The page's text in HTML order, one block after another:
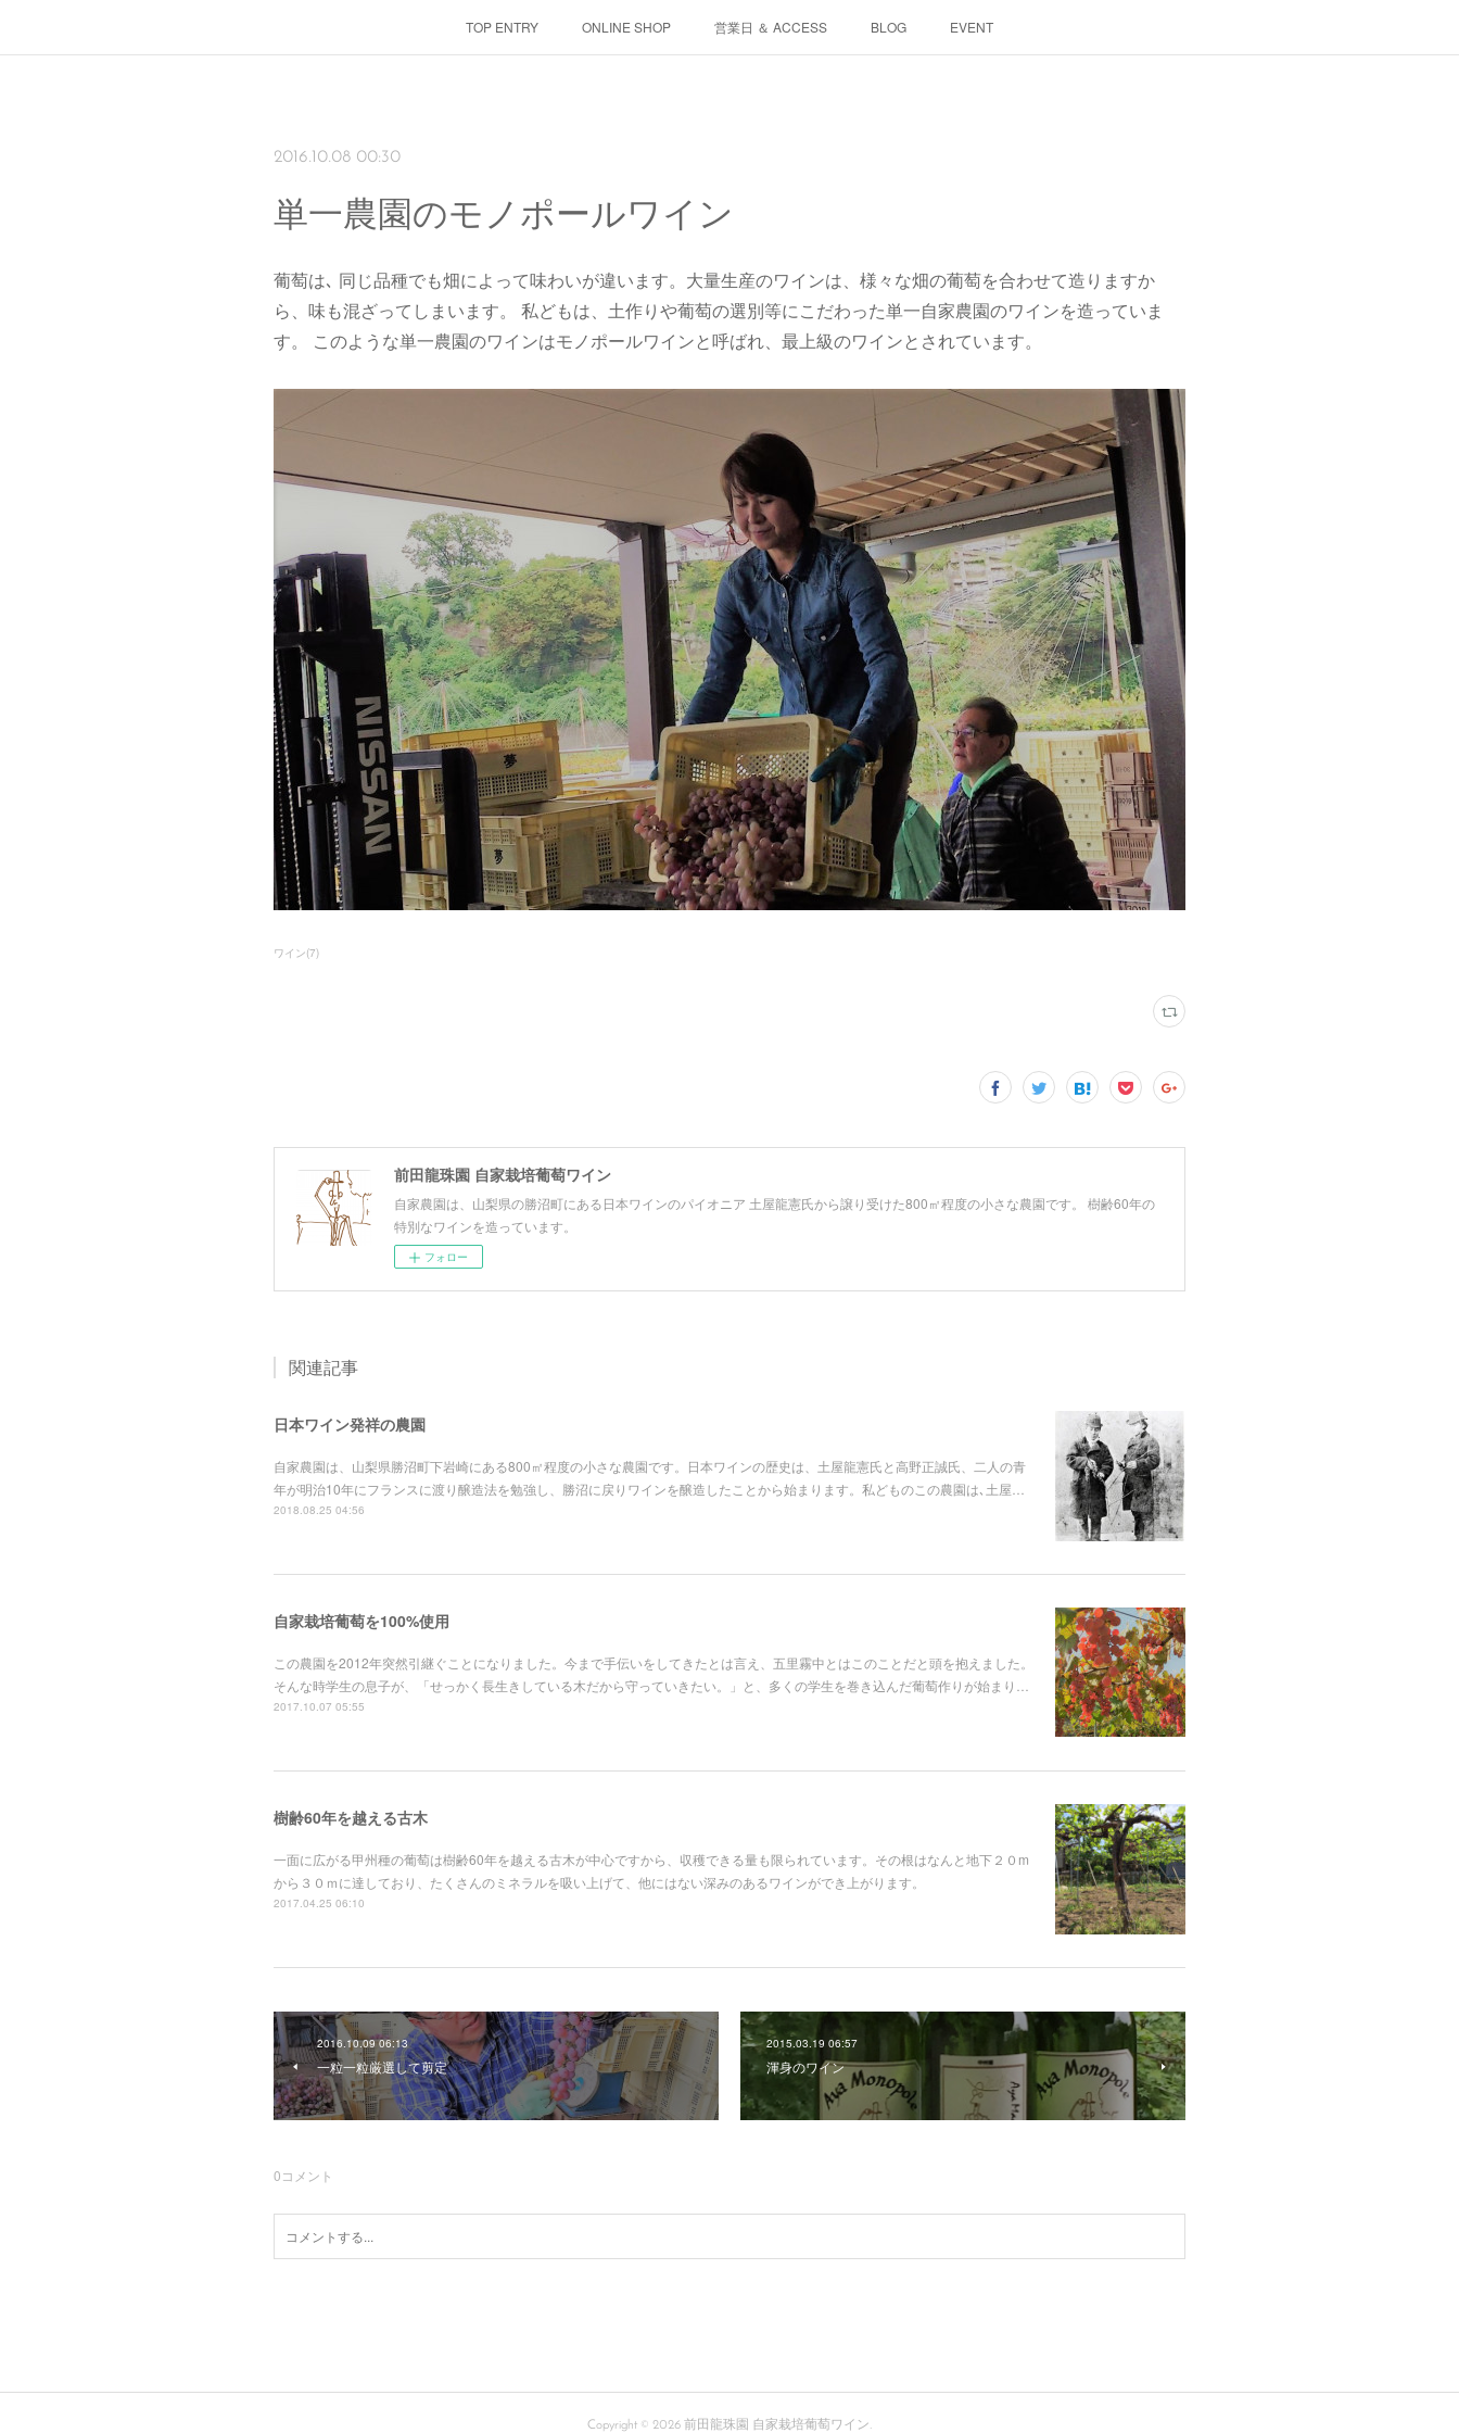
TOP ENTRY ONLINE SHOP 営業日 ＆ ACCESS BLOG EVENT
2016.10.08 00:30
単一農園のモノポールワイン
葡萄は､ 同じ品種でも畑によって味わいが違います。大量生産のワインは、様々な畑の葡萄を合わせて造りますか
ら、味も混ざってしまいます。 私どもは、土作りや葡萄の選別等にこだわった単一自家農園のワインを造っていま
す。 このような単一農園のワインはモノポールワインと呼ばれ、最上級のワインとされています。
ワイン(7)
前田龍珠園 自家栽培葡萄ワイン
自家農園は、山梨県の勝沼町にある日本ワインのパイオニア 土屋龍憲氏から譲り受けた800㎡程度の小さな農園です。 樹齢60年の
特別なワインを造っています。
フォロー
関連記事
日本ワイン発祥の農園
自家農園は、山梨県勝沼町下岩崎にある800㎡程度の小さな農園です。日本ワインの歴史は、土屋龍憲氏と高野正誠氏、二人の青
年が明治10年にフランスに渡り醸造法を勉強し、勝沼に戻りワインを醸造したことから始まります。私どものこの農園は､土屋…
2018.08.25 04:56
自家栽培葡萄を100%使用
この農園を2012年突然引継ぐことになりました。今まで手伝いをしてきたとは言え、五里霧中とはこのことだと頭を抱えました。
そんな時学生の息子が、「せっかく長生きしている木だから守っていきたい。」と、多くの学生を巻き込んだ葡萄作りが始まり…
2017.10.07 05:55
樹齢60年を越える古木
一面に広がる甲州種の葡萄は樹齢60年を越える古木が中心ですから、収穫できる量も限られています。その根はなんと地下２０m
から３０ｍに達しており、たくさんのミネラルを吸い上げて、他にはない深みのあるワインができ上がります。
2017.04.25 06:10
2016.10.09 06:13
一粒一粒厳選して剪定
2015.03.19 06:57
渾身のワイン
0コメント
Copyright © 2026 前田龍珠園 自家栽培葡萄ワイン.